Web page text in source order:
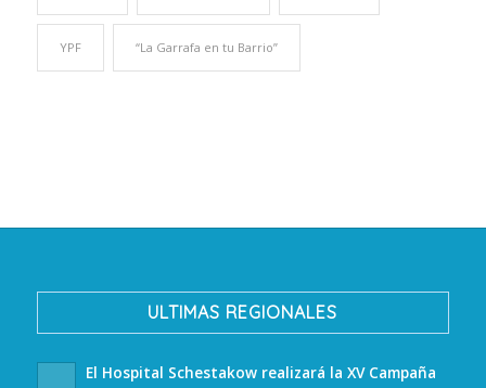
YPF “La Garrafa en tu Barrio”
ULTIMAS REGIONALES
El Hospital Schestakow realizará la XV Campaña